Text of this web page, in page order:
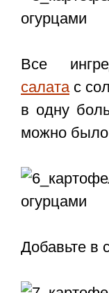
Все
салатас
в одну
можно было
Добавьте в